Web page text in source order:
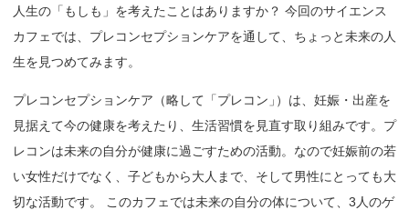
人生の「もしも」を考えたことはありますか？ 今回のサイエンス
カフェでは、プレコンセプションケアを通して、ちょっと未来の人
生を見つめてみます。
プレコンセプションケア（略して「プレコン 」 ）は、妊娠・出産を
見据えて今の健康を考えたり、生活習慣を見直す取り組みです。プ
レコンは未来の自分が健康に過ごすための活動。なので妊娠前の若
い女性だけでなく、子どもから大人まで、そして男性にとっても大
切な活動です。 このカフェでは未来の自分の体について、3人のゲ